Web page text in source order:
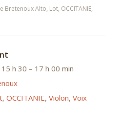
Bretenoux Alto, Lot, OCCITANIE,
h 30 – 17 h 00 min
, OCCITANIE, Violon, Voix